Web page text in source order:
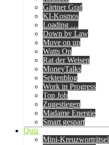
Gärtner Graf
KI-Kosmos
Loading …
Down by Law
Move on up
Watts On
Rat der Weisen
MoneyTalks
Sektenblog
Work in Progress
Top Job
Zugestiegen
Madame Energie
Smart gespart
Quiz
Mini-Kreuzworträtsel